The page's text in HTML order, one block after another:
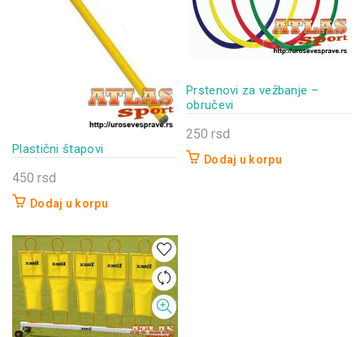
Plastični štapovi
450 rsd
Dodaj u korpu
Prstenovi za vežbanje –
obručevi
250 rsd
Dodaj u korpu